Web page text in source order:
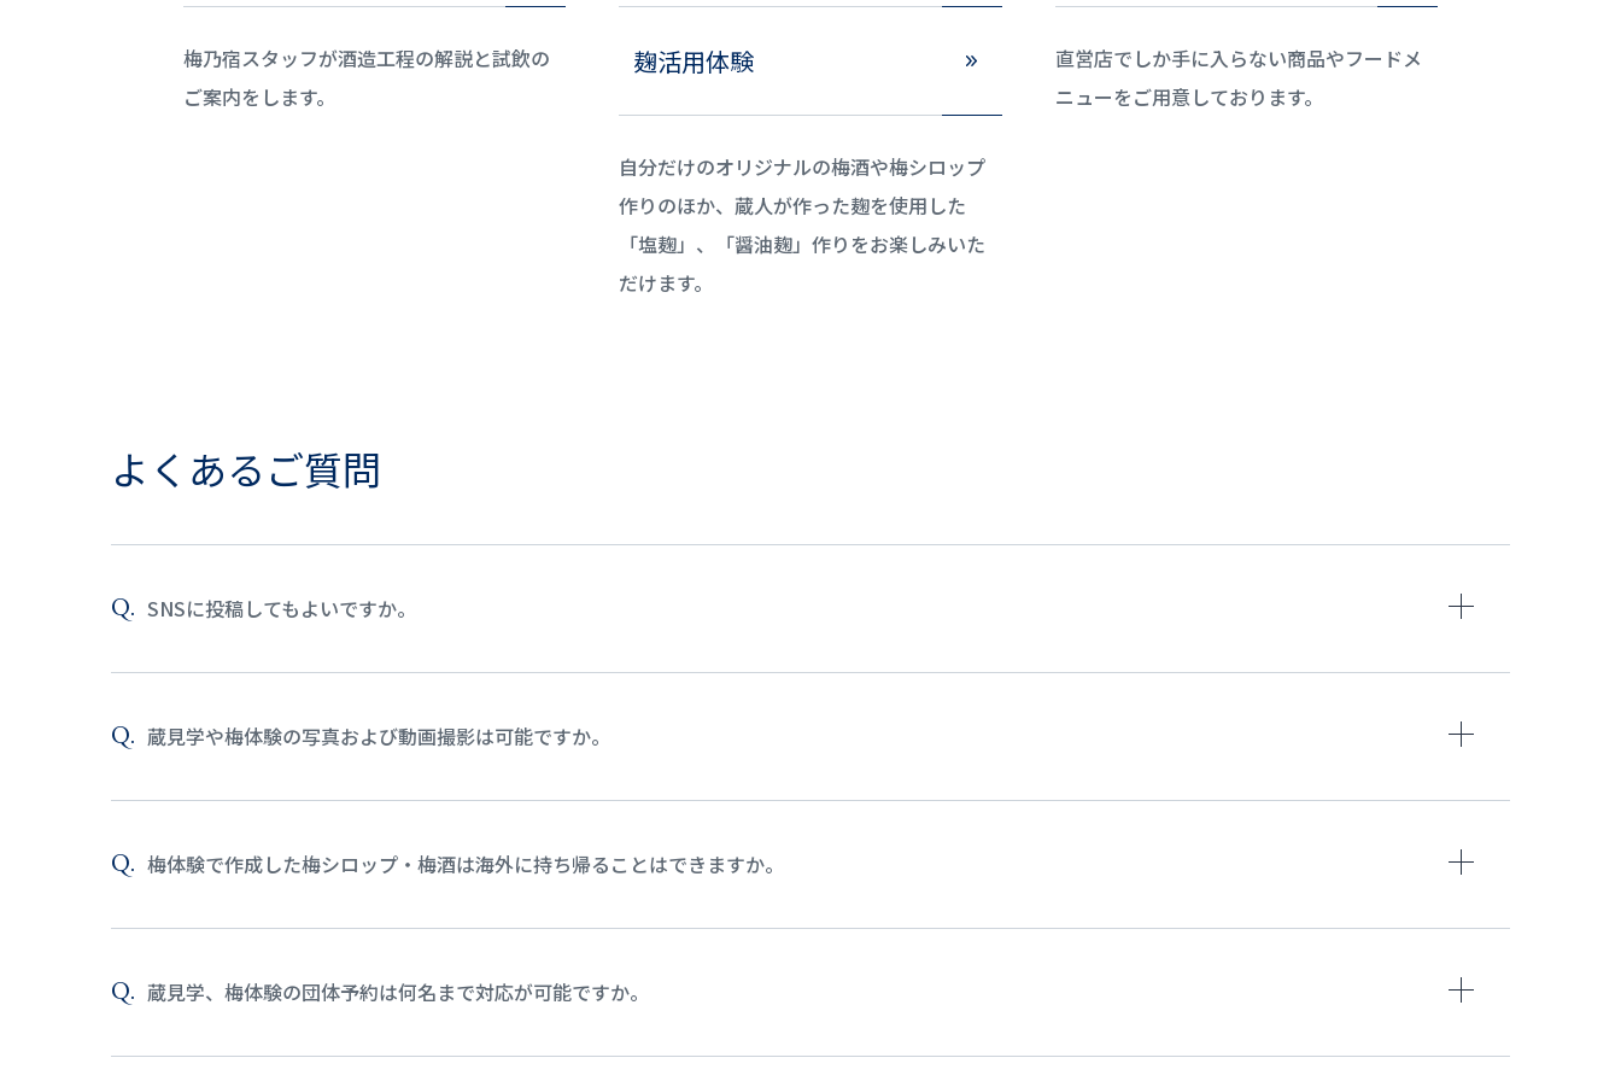
梅乃宿スタッフが酒造工程の解説と試飲の
ご案内をします。
麹活用体験
自分だけのオリジナルの梅酒や梅シロップ
作りのほか、蔵人が作った麹を使用した
「塩麹」、「醤油麹」作りをお楽しみいた
だけます。
直営店でしか手に入らない商品やフードメ
ニューをご用意しております。
よくあるご質問
SNSに投稿してもよいですか。
蔵見学や梅体験の写真および動画撮影は可能ですか。
梅体験で作成した梅シロップ・梅酒は海外に持ち帰ることはできますか。
蔵見学、梅体験の団体予約は何名まで対応が可能ですか。